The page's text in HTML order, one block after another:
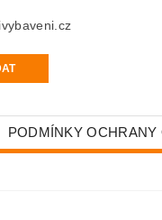
PODMÍNKY